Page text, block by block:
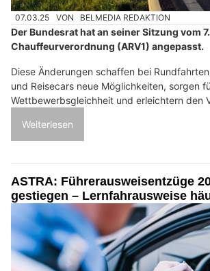
07.03.25 VON BELMEDIA REDAKTION
Der Bundesrat hat an seiner Sitzung vom
Chauffeurverordnung (ARV1) angepasst.
Diese Änderungen schaffen bei
und Reisecars neue Möglichkeiten, sorgen
Wettbewerbsgleichheit und erleichtern den
Weiterlesen
ASTRA: Führerausweisentzüge
gestiegen – Lernfahrausweise